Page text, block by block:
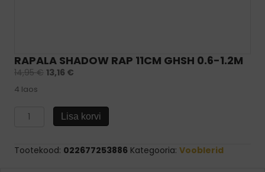
RAPALA SHADOW RAP 11CM GHSH 0.6-1.2M
14,95€ 13,16 €
4 laos
Rapala
11cm
Lisa korvi
Tootekood: 022677253886 Kategooria: Vooblerid